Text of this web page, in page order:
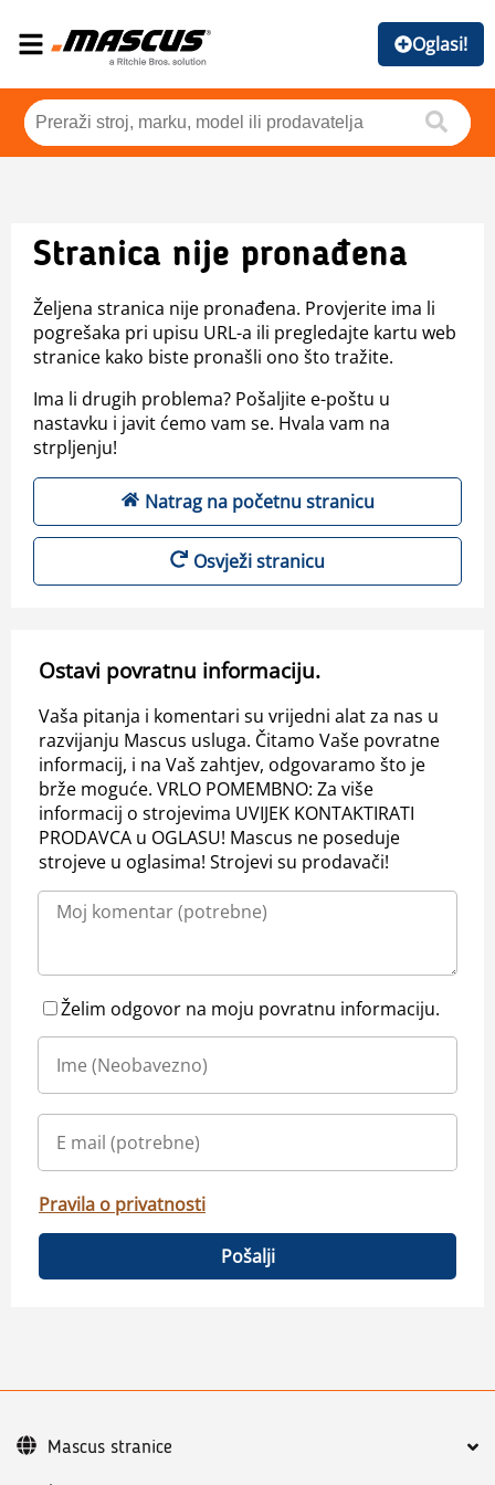
Oglasi!
Stranica nije pronađena
Željena stranica nije pronađena. Provjerite ima li
pogrešaka pri upisu URL-a ili pregledajte kartu web
stranice kako biste pronašli ono što tražite.
Ima li drugih problema? Pošaljite e-poštu u
nastavku i javit ćemo vam se. Hvala vam na
strpljenju!
Natrag na početnu stranicu
Osvježi stranicu
Ostavi povratnu informaciju.
Vaša pitanja i komentari su vrijedni alat za nas u
razvijanju Mascus usluga. Čitamo Vaše povratne
informacij, i na Vaš zahtjev, odgovaramo što je
brže moguće. VRLO POMEMBNO: Za više
informacij o strojevima UVIJEK KONTAKTIRATI
PRODAVCA u OGLASU! Mascus ne poseduje
strojeve u oglasima! Strojevi su prodavači!
Želim odgovor na moju povratnu informaciju.
Pravila o privatnosti
Pošalji
Mascus stranice